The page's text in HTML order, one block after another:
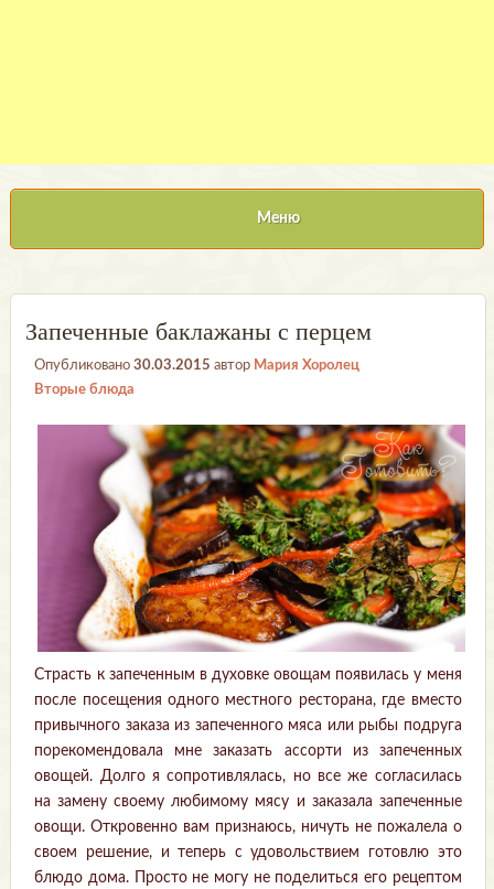
Меню
Запеченные баклажаны с перцем
Опубликовано30.03.2015 автор Мария Хоролец
Вторые блюда
Страсть к запеченным в духовке овощам появилась у меня
после посещения одного местного ресторана, где вместо
привычного заказа из запеченного мяса или рыбы подруга
порекомендовала мне заказать ассорти из запеченных
овощей. Долго я сопротивлялась, но все же согласилась
на замену своему любимому мясу и заказала запеченные
овощи. Откровенно вам признаюсь, ничуть не пожалела о
своем решение, и теперь с удовольствием готовлю это
блюдо дома. Просто не могу не поделиться его рецептом